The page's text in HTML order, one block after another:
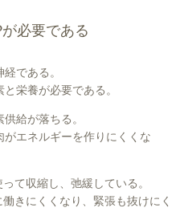
必要である
である。
栄養が必要である。
給が落ちる。
エネルギーを作りにくくな
て収縮し、弛緩している。
きにくくなり、緊張も抜けにく